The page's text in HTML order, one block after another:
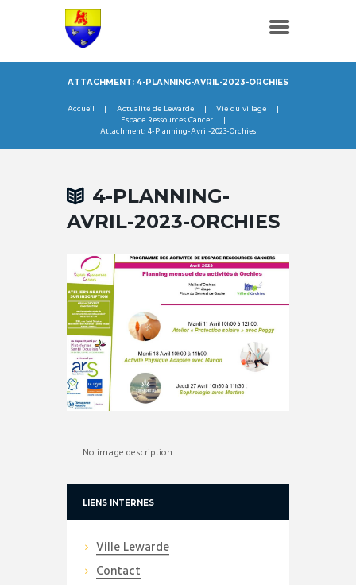
ATTACHMENT: 4-PLANNING-AVRIL-2023-ORCHIES
Accueil Actualité de Lewarde
Vie du village
Espace Ressources Cancer
Attachment: 4-Planning-Avril-2023-Orchies
4-PLANNING-
AVRIL-2023-ORCHIES
No image description ...
LIENS INTERNES
Ville Lewarde
Contact